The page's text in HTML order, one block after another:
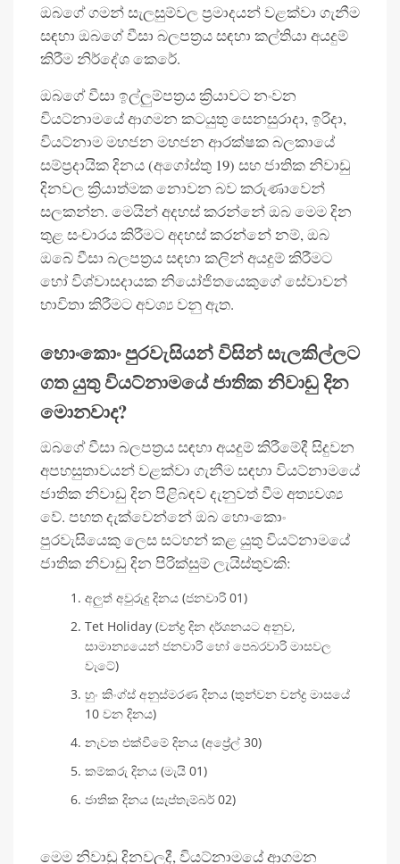
ඔබගේ ගමන් සැලසුම්වල ප්‍රමාදයන් වළක්වා ගැනීම
සඳහා ඔබගේ වීසා බලපත්‍රය සඳහා කල්තියා අයදුම්
කිරීම නිර්දේශ කෙරේ.
ඔබගේ වීසා ඉල්ලුම්පත්‍රය ක්‍රියාවට නංවන
වියට්නාමයේ ආගමන කටයුතු සෙනසුරාදා, ඉරිදා,
වියට්නාම මහජන මහජන ආරක්ෂක බලකායේ
සම්ප්‍රදායික දිනය (අගෝස්තු 19) සහ ජාතික නිවාඩු
දිනවල ක්‍රියාත්මක නොවන බව කරුණාවෙන්
සලකන්න. මෙයින් අදහස් කරන්නේ ඔබ මෙම දින
තුළ සංචාරය කිරීමට අදහස් කරන්නේ නම්, ඔබ
ඔබේ වීසා බලපත්‍රය සඳහා කලින් අයදුම් කිරීමට
හෝ විශ්වාසදායක නියෝජිතයෙකුගේ සේවාවන්
භාවිතා කිරීමට අවශ්‍ය වනු ඇත.
හොංකොං පුරවැසියන් විසින් සැලකිල්ලට
ගත යුතු වියට්නාමයේ ජාතික නිවාඩු දින
මොනවාද?
ඔබගේ වීසා බලපත්‍රය සඳහා අයදුම් කිරීමේදී සිදුවන
අපහසුතාවයන් වළක්වා ගැනීම සඳහා වියට්නාමයේ
ජාතික නිවාඩු දින පිළිබඳව දැනුවත් වීම අත්‍යවශ්‍ය
වේ. පහත දැක්වෙන්නේ ඔබ හොංකොං
පුරවැසියෙකු ලෙස සටහන් කළ යුතු වියට්නාමයේ
ජාතික නිවාඩු දින පිරික්සුම් ලැයිස්තුවකි:
අලුත් අවුරුදු දිනය (ජනවාරි 01)
Tet Holiday (චන්ද්‍ර දින දර්ශනයට අනුව,
සාමාන්‍යයෙන් ජනවාරි හෝ පෙබරවාරි මාසවල
වැටේ)
හුං කිංග්ස් අනුස්මරණ දිනය (තුන්වන චන්ද්‍ර මාසයේ
10 වන දිනය)
නැවත එක්වීමේ දිනය (අප්‍රේල් 30)
කම්කරු දිනය (මැයි 01)
ජාතික දිනය (සැප්තැම්බර් 02)
මෙම නිවාඩු දිනවලදී, වියට්නාමයේ ආගමන